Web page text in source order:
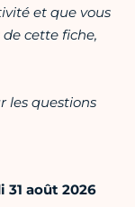
et que vous
cette fiche,
les questions
31 août 2026